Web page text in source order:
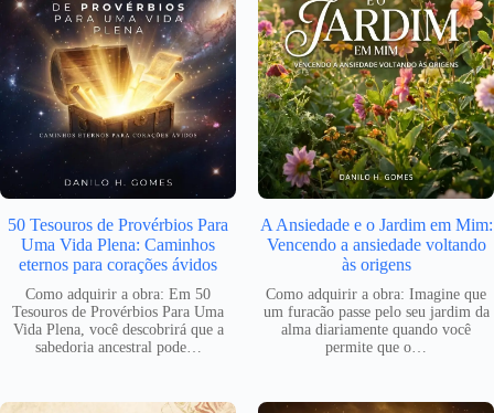
50 Tesouros de Provérbios Para
Uma Vida Plena: Caminhos
eternos para corações ávidos
Como adquirir a obra: Em 50
Tesouros de Provérbios Para Uma
Vida Plena, você descobrirá que a
sabedoria ancestral pode…
A Ansiedade e o Jardim em Mim:
Vencendo a ansiedade voltando
às origens
Como adquirir a obra: Imagine que
um furacão passe pelo seu jardim da
alma diariamente quando você
permite que o…